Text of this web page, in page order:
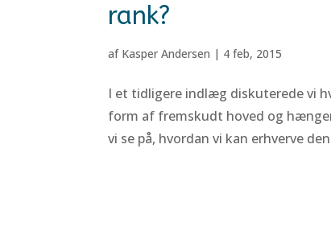
rank?
af Kasper Andersen | 4 feb, 2015
I et tidligere indlæg diskuterede vi
form af fremskudt hoved og
vi se på, hvordan vi kan erhverve